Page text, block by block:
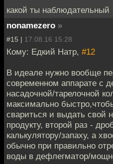
какой ты наблюдательный
nonamezero »
#15 | 17.08.16 15:28
Кому: Едкий Натр, #12
В идеале нужно вообще
современном аппарате с
насадочной/тарелочной
максимально
свариться и выдать свой
продукту, второй раз -
калькулятору/запаху, а
обычно при правильно
воды в дефлегматор/